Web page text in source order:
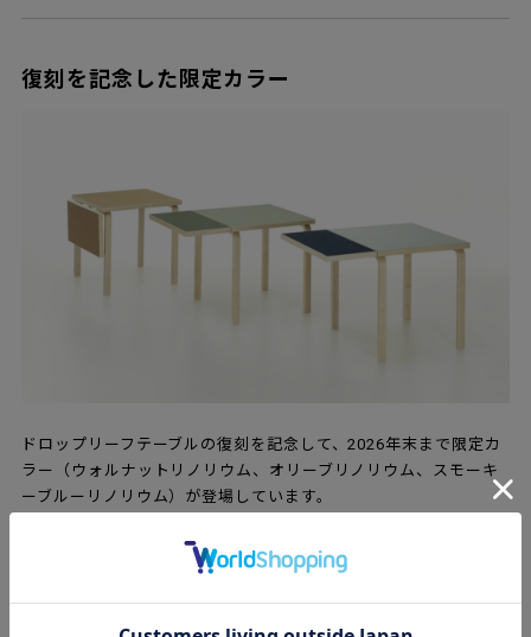
復刻を記念した限定カラー
ドロップリーフテーブルの復刻を記念して、2026年末まで限定カ
ラー（ウォルナットリノリウム、オリーブリノリウム、スモーキ
ーブルーリノリウム）が登場しています。